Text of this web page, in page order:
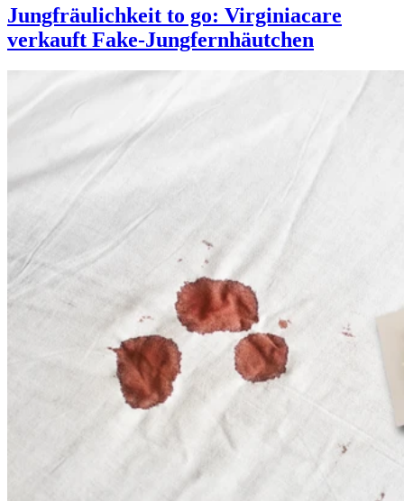
Jungfräulichkeit to go: Virginiacare
verkauft Fake-Jungfernhäutchen